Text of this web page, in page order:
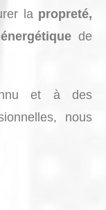
la propreté,
de
et à des
nous